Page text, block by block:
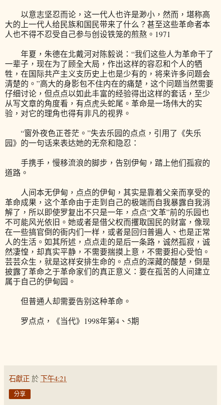
以意志坚忍而论，这一代人也许是渺小，然而，堪称高
大的上一代人给民族和国民带来了什么？甚至这些革命者本
人也不得不忍受自己参与创设铁笼的煎熬。1971
年夏，朱德在北戴河对陈毅说：“我们这些人为革命干了
一辈子，现在为了顾全大局，作出这样的容忍和个人的牺
牲，在国际共产主义支历史上也是少有的，将来许多问题会
清楚的。”高大的身影包不住内在的痛楚，这个问题当然需要
仔细讨论，但点点以如此丰富的经验得出这样的套话，至少
从写文章的角度看，有点虎头蛇尾。革命是一场伟大的实
验，对它的理角也得有非凡的视界。
“窗外夜色正苍茫。”失去乐园的点点，引用了《失乐
园》的一句话来表达她的无奈和隐忍：
手携手，慢移流浪的脚步，告别伊甸，踏上他们孤寂的
道路。
人间本无伊甸，点点的伊甸，其实是靠着父亲而享受的
革命成果，这个革命由于走到自己的极端而自我暴露自我消
解了，所以即使罗复出不只是一年，点点“文革”前的乐园也
不可能风光依旧。她或者是借父权而攫取国民的财富，像现
在一些搞官倒的衙内们一样，或者是回归普遍人、也是正常
人的生活。如其所述，点点走的是后一条路，诚然孤寂，诚
然凄惶，却真实平静，不需要揣摸上意，不需要担心受怕。
芸芸众生，就是这样安排生命的。点点的深藏的酸楚，倒是
披露了革命之于革命家们的真正意义：要在孤苦的人间建立
属于自己的伊甸园。
但普通人却需要告别这种革命。
罗点点，《当代》1998年第4、5期
石獻正 於 下午4:21
分享